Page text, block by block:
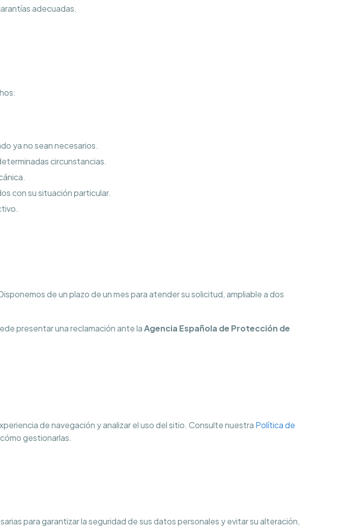
adecuadas.
ya no sean necesarios.
circunstancias.
con su situación particular.
de un plazo de un mes para atender su solicitud, ampliable a dos
presentar una reclamación ante laAgencia Española de Protección de
de navegación y analizar el uso del sitio. Consulte nuestra Política de
gestionarlas.
para garantizar la seguridad de sus datos personales y evitar su alteración,